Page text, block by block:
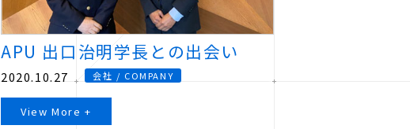
APU 出口治明学長との出会い
2020.10.27 会社 / COMPANY
View More +